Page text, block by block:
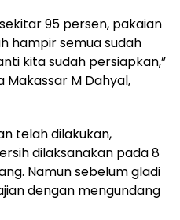
95 persen, pakaian
hampir semua sudah
kita sudah persiapkan,”
Makassar M Dahyal,
telah dilakukan,
dilaksanakan pada 8
Namun sebelum gladi
dengan mengundang